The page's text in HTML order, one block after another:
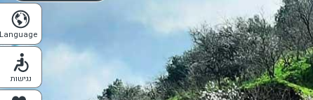
Language
נגישות